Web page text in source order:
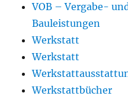
VOB – Vergabe-
Bauleistungen
Werkstatt
Werkstatt
Werkstattbücher